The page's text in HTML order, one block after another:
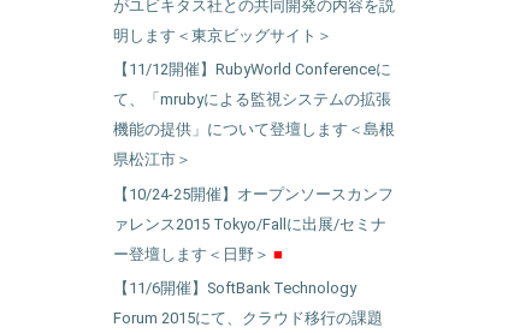
がユビキタス社との共同開発の内容を説
明します＜東京ビッグサイト＞
【11/12開催】RubyWorld Conferenceに
て、「mrubyによる監視システムの拡張
機能の提供」について登壇します＜島根
県松江市＞
【10/24-25開催】オープンソースカンフ
ァレンス2015 Tokyo/Fallに出展/セミナ
ー登壇します＜日野＞
【11/6開催】SoftBank Technology
Forum 2015にて、クラウド移行の課題